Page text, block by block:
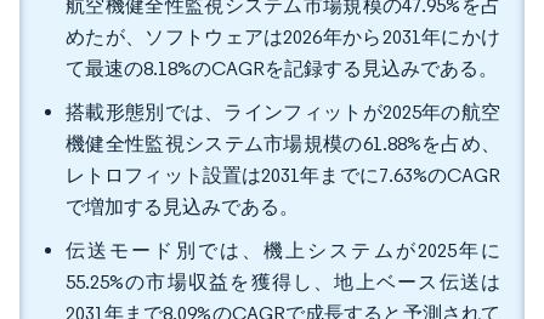
航空機健全性監視システム市場規模の47.95%を占
めたが、ソフトウェアは2026年から2031年にかけ
て最速の8.18%のCAGRを記録する見込みである。
搭載形態別では、ラインフィットが2025年の航空
機健全性監視システム市場規模の61.88%を占め、
レトロフィット設置は2031年までに7.63%のCAGR
で増加する見込みである。
伝送モード別では、機上システムが2025年に
55.25%の市場収益を獲得し、地上ベース伝送は
2031年まで8.09%のCAGRで成長すると予測されて